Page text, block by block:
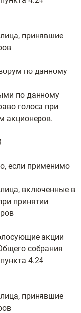
принявшие
по данному
по данному
голоса при
акционеров.
если применимо
включенные в
принятии
акции
собрания
4.24
принявшие